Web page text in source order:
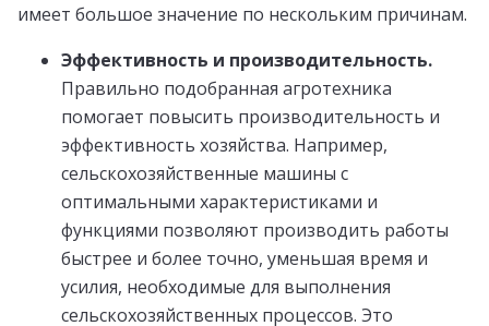
имеет большое значение по нескольким причинам.
Эффективность и производительность.
Правильно подобранная агротехника
помогает повысить производительность и
эффективность хозяйства. Например,
сельскохозяйственные машины с
оптимальными характеристиками и
функциями позволяют производить работы
быстрее и более точно, уменьшая время и
усилия, необходимые для выполнения
сельскохозяйственных процессов. Это